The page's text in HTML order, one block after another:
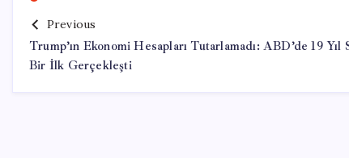
Previous
Trump’ın Ekonomi Hesapları Tutarlamadı: ABD’de 19 Yıl
Bir İlk Gerçekleşti